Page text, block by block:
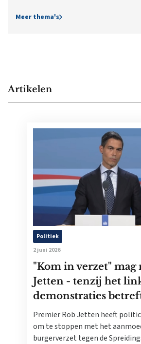
Meer thema's
Artikelen
Politiek
2 juni 2026
"Kom in verzet" mag
Jetten - tenzij het
demonstraties
Premier Rob Jetten heeft
om te stoppen met het
burgerverzet tegen de